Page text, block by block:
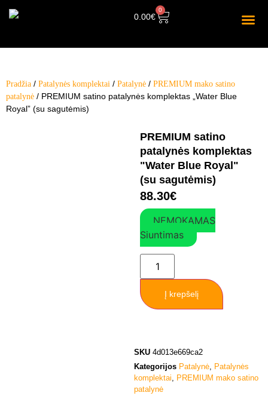
0.00€
0
Pradžia / Patalynės komplektai / Patalynė / PREMIUM mako satino
patalynė / PREMIUM satino patalynės komplektas „Water Blue
Royal” (su sagutėmis)
PREMIUM satino
patalynės komplektas
"Water Blue Royal"
(su sagutėmis)
88.30€
NEMOKAMAS
Siuntimas
Į krepšelį
SKU 4d013e669ca2
Kategorijos Patalynė, Patalynės
komplektai, PREMIUM mako satino
patalynė